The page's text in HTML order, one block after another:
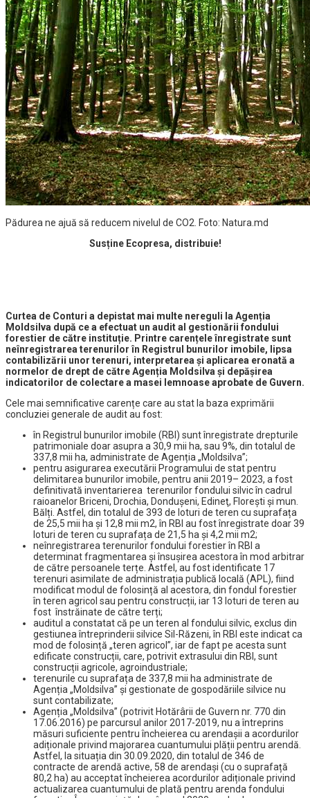
Pădurea ne ajuă să reducem nivelul de CO2. Foto: Natura.md
Susține Ecopresa, distribuie!
Curtea de Conturi a depistat mai multe nereguli la Agenția
Moldsilva după ce a efectuat un audit al gestionării fondului
forestier de către instituție. Printre carențele înregistrate sunt
neînregistrarea terenurilor în Registrul bunurilor imobile, lipsa
contabilizării unor terenuri, interpretarea și aplicarea eronată a
normelor de drept de către Agenția Moldsilva și depășirea
indicatorilor de colectare a masei lemnoase aprobate de Guvern.
Cele mai semnificative carențe care au stat la baza exprimării
concluziei generale de audit au fost:
în Registrul bunurilor imobile (RBI) sunt înregistrate drepturile
patrimoniale doar asupra a 30,9 mii ha, sau 9%, din totalul de
337,8 mii ha, administrate de Agenția „Moldsilva”;
pentru asigurarea executării Programului de stat pentru
delimitarea bunurilor imobile, pentru anii 2019– 2023, a fost
definitivată inventarierea terenurilor fondului silvic în cadrul
raioanelor Briceni, Drochia, Dondușeni, Edineţ, Florești și mun.
Bălți. Astfel, din totalul de 393 de loturi de teren cu suprafața
de 25,5 mii ha și 12,8 mii m2, în RBI au fost înregistrate doar 39
loturi de teren cu suprafața de 21,5 ha și 4,2 mii m2;
neînregistrarea terenurilor fondului forestier în RBI a
determinat fragmentarea și însușirea acestora în mod arbitrar
de către persoanele terțe. Astfel, au fost identificate 17
terenuri asimilate de administrația publică locală (APL), fiind
modificat modul de folosință al acestora, din fondul forestier
în teren agricol sau pentru construcții, iar 13 loturi de teren au
fost înstrăinate de către terți;
auditul a constatat că pe un teren al fondului silvic, exclus din
gestiunea întreprinderii silvice Sil-Răzeni, în RBI este indicat ca
mod de folosință „teren agricol”, iar de fapt pe acesta sunt
edificate construcții, care, potrivit extrasului din RBI, sunt
construcții agricole, agroindustriale;
terenurile cu suprafața de 337,8 mii ha administrate de
Agenția „Moldsilva” și gestionate de gospodăriile silvice nu
sunt contabilizate;
Agenția „Moldsilva” (potrivit Hotărârii de Guvern nr. 770 din
17.06.2016) pe parcursul anilor 2017-2019, nu a întreprins
măsuri suficiente pentru încheierea cu arendașii a acordurilor
adiționale privind majorarea cuantumului plății pentru arendă.
Astfel, la situația din 30.09.2020, din totalul de 346 de
contracte de arendă active, 58 de arendași (cu o suprafață
80,2 ha) au acceptat încheierea acordurilor adiționale privind
actualizarea cuantumului de plată pentru arenda fondului